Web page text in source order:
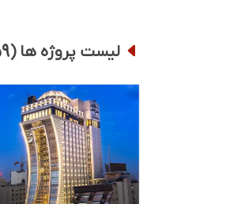
لیست پروژه ها (